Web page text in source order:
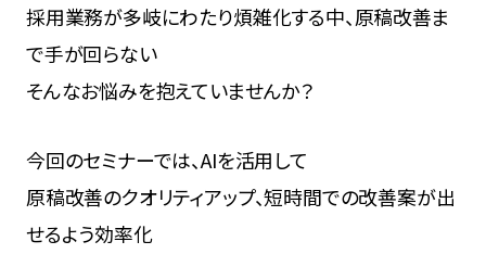
採用業務が多岐にわたり煩雑化する中、原稿改善ま
で手が回らない
そんなお悩みを抱えていませんか？
今回のセミナーでは、AIを活用して
原稿改善のクオリティアップ、短時間での改善案が出
せるよう効率化